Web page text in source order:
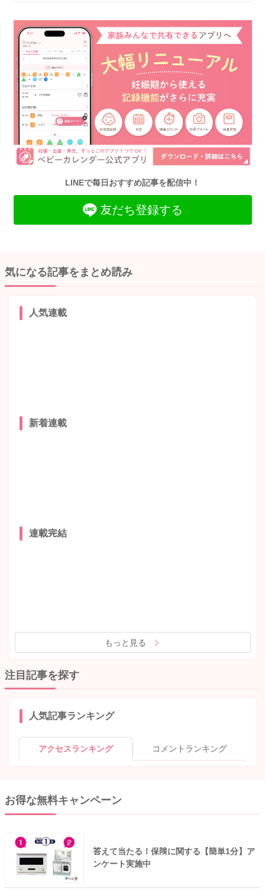
LINEで毎日おすすめ記事を配信中！
友だち登録する
気になる記事をまとめ読み
人気連載
新着連載
連載完結
もっと見る
注目記事を探す
人気記事ランキング
アクセスランキング コメントランキング
お得な無料キャンペーン
答えて当たる！保険に関する【簡単1分】ア
ンケート実施中